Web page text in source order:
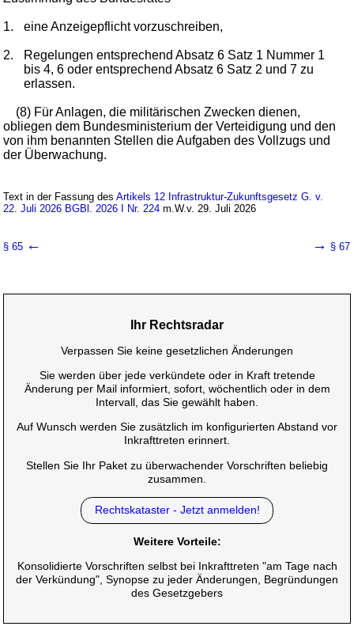
1. eine Anzeigepflicht vorzuschreiben,
2.
Regelungen entsprechend Absatz 6 Satz 1 Nummer 1
bis 4, 6 oder entsprechend Absatz 6 Satz 2 und 7 zu
erlassen.
(8) Für Anlagen, die militärischen Zwecken dienen,
obliegen dem Bundesministerium der Verteidigung und den
von ihm benannten Stellen die Aufgaben des Vollzugs und
der Überwachung.
Text in der Fassung desArtikels 12 Infrastruktur-Zukunftsgesetz G. v.
22. Juli 2026 BGBl. 2026 I Nr. 224 m.W.v. 29. Juli 2026
§ 65 ← → § 67
Ihr Rechtsradar
Verpassen Sie keine gesetzlichen Änderungen
Sie werden über jede verkündete oder in Kraft tretende
Änderung per Mail informiert, sofort, wöchentlich oder in dem
Intervall, das Sie gewählt haben.
Auf Wunsch werden Sie zusätzlich im konfigurierten Abstand vor
Inkrafttreten erinnert.
Stellen Sie Ihr Paket zu überwachender Vorschriften beliebig
zusammen.
Rechtskataster - Jetzt anmelden!
Weitere Vorteile:
Konsolidierte Vorschriften selbst bei Inkrafttreten "am Tage nach
der Verkündung", Synopse zu jeder Änderungen, Begründungen
des Gesetzgebers